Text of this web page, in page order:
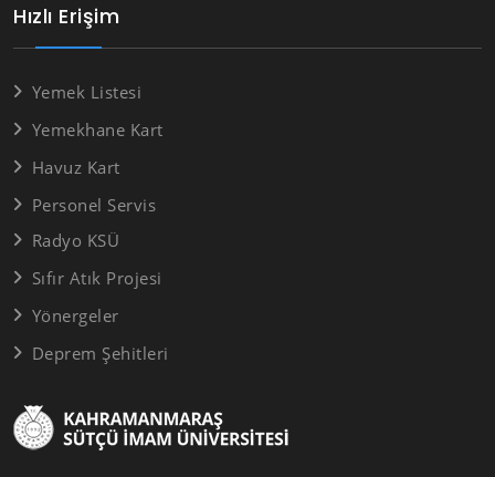
Hızlı Erişim
Yemek Listesi
Yemekhane Kart
Havuz Kart
Personel Servis
Radyo KSÜ
Sıfır Atık Projesi
Yönergeler
Deprem Şehitleri